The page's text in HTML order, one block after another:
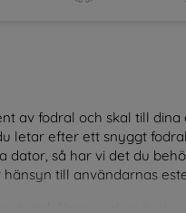
av fodral och skal till
letar efter ett snyggt
dator, så har vi det du
till användarnas